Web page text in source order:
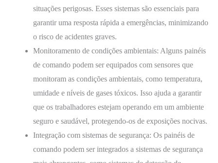
situações perigosas. Esses sistemas são essenciais para
garantir uma resposta rápida a emergências, minimizando
o risco de acidentes graves.
Monitoramento de condições ambientais: Alguns painéis
de comando podem ser equipados com sensores que
monitoram as condições ambientais, como temperatura,
umidade e níveis de gases tóxicos. Isso ajuda a garantir
que os trabalhadores estejam operando em um ambiente
seguro e saudável, protegendo-os de exposições nocivas.
Integração com sistemas de segurança: Os painéis de
comando podem ser integrados a sistemas de segurança